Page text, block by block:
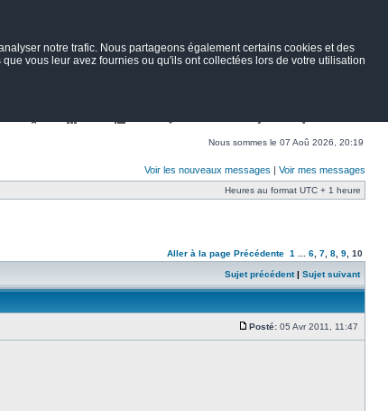
notre trafic. Nous partageons également certains cookies et des
vous leur avez fournies ou qu'ils ont collectées lors de votre utilisation
Nous sommes le 07 Aoû 2026, 20:19
Voir les nouveaux messages | Voir mes messages
Heures au format UTC + 1 heure
Aller à la page Précédente 1 6 7 8 9 10
Sujet précédent| Sujet suivant
Posté: 05 Avr 2011, 11:47